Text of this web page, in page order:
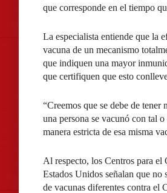
que corresponde en el tiempo
La especialista entiende que la
vacuna de un mecanismo
que indiquen una mayor
que certifiquen que esto
“Creemos que se debe de
una persona se vacunó con tal
manera estricta de esa misma
Al respecto, los Centros para
Estados Unidos señalan que
de vacunas diferentes contra el